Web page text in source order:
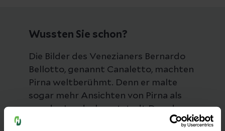
Wussten Sie schon?
Die Bilder des Venezianers Bernardo
Bellotto, genannt Canaletto, machten
Pirna weltberühmt. Denn er malte
sogar mehr Ansichten von Pirna als
von der Landeshauptstadt Dresden.